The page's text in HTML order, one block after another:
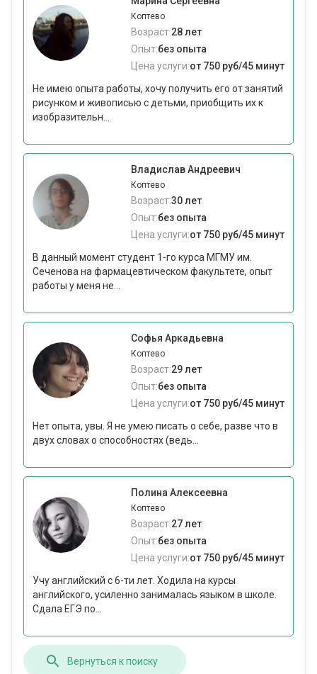
Коптево
Возраст:28 лет
Опыт:без опыта
Цена услуги:от 750 руб/45 минут
Не имею опыта работы, хочу получить его от занятий
рисунком и живописью с детьми, приобщить их к
изобразительн...
Владислав Андреевич
Коптево
Возраст:30 лет
Опыт:без опыта
Цена услуги:от 750 руб/45 минут
В данный момент студент 1-го курса МГМУ им.
Сеченова на фармацевтическом факультете, опыт
работы у меня не...
Софья Аркадьевна
Коптево
Возраст:29 лет
Опыт:без опыта
Цена услуги:от 750 руб/45 минут
Нет опыта, увы. Я не умею писать о себе, разве что в
двух словах о способностях (ведь...
Полина Алексеевна
Коптево
Возраст:27 лет
Опыт:без опыта
Цена услуги:от 750 руб/45 минут
Учу английский с 6-ти лет. Ходила на курсы
английского, усиленно занималась языком в школе.
Сдала ЕГЭ по...
Вернуться к поиску